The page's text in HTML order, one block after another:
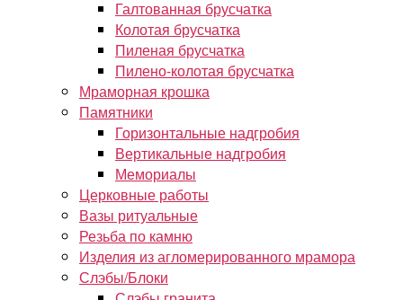
Галтованная брусчатка
Колотая брусчатка
Пиленая брусчатка
Пилено-колотая брусчатка
Мраморная крошка
Памятники
Горизонтальные надгробия
Вертикальные надгробия
Мемориалы
Церковные работы
Вазы ритуальные
Резьба по камню
Изделия из агломерированного мрамора
Слэбы/Блоки